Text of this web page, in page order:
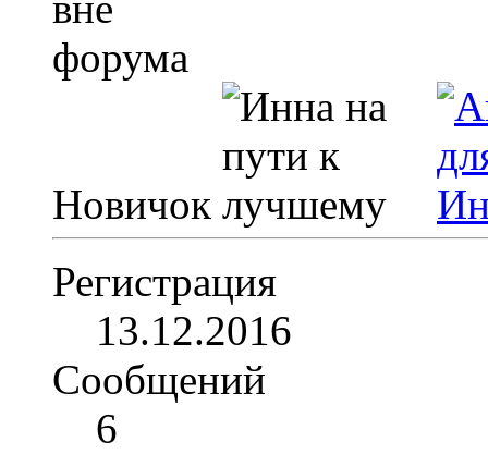
Новичок
Регистрация
13.12.2016
Сообщений
6